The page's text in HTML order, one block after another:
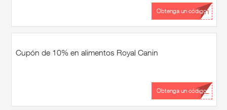
...ón
Obtenga un código
Cupón de 10% en alimentos Royal Canin
...AL
Obtenga un código